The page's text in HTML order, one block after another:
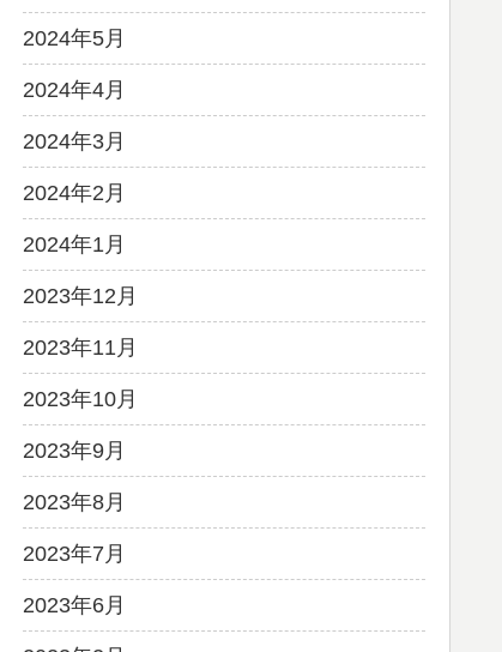
2024年5月
2024年4月
2024年3月
2024年2月
2024年1月
2023年12月
2023年11月
2023年10月
2023年9月
2023年8月
2023年7月
2023年6月